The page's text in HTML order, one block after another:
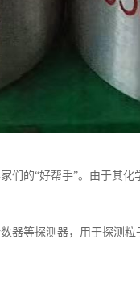
们的“好帮手”。由于其
器等探测器，用于探测